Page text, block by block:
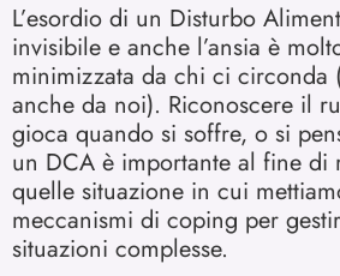
L’esordio di un Disturbo
invisibile e anche l’ansia è
minimizzata da chi ci circonda
anche da noi). Riconoscere il
gioca quando si soffre, o si
un DCA è importante al fine di
quelle situazione in cui
meccanismi di coping per
situazioni complesse.